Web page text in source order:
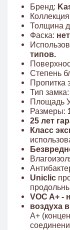
Бренд:
Толщина
Фаска: нет
типов.
Степень
Пропитка
Тип замка:
Площадь
Размеры:
25 лет
Класс
Uniclic
VOC A+ -
воздуха
A+